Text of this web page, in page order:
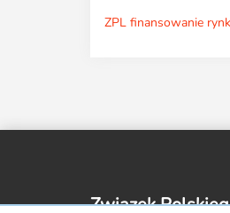
ZPL finansowanie
Związek